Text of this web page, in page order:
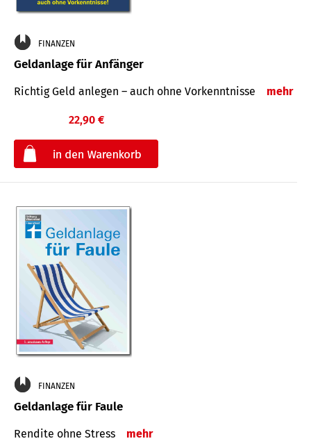
FINANZEN
Geldanlage für Anfänger
Richtig Geld anlegen – auch ohne Vorkenntnisse mehr
22,90 €
FINANZEN
Geldanlage für Faule
Rendite ohne Stress mehr